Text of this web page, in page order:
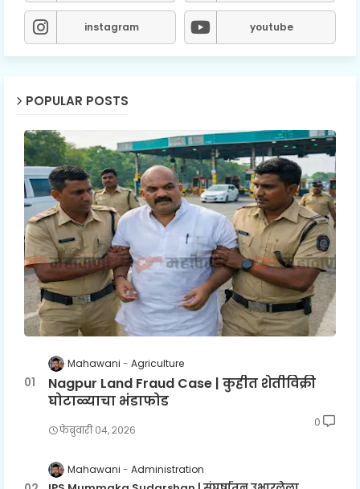
instagram youtube
POPULAR POSTS
Mahawani Agriculture
Nagpur Land Fraud Case | कुहीत शेतीविक्री
घोटाळ्याचा भंडाफोड
फेब्रुवारी ०४, २०२६
0
Mahawani Administration